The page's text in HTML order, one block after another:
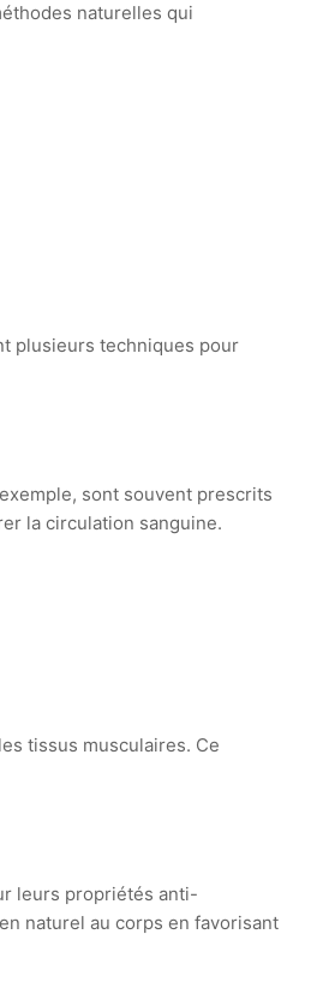
naturelles qui
plusieurs techniques pour
sont souvent prescrits
la circulation sanguine.
tissus musculaires. Ce
leurs propriétés anti-
naturel au corps en favorisant